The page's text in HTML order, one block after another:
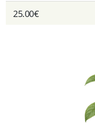
25.00€